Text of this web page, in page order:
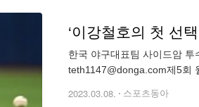
‘이강철호의 첫 선
한국 야구대표팀 사이드암
teth1147@donga.com제5회
2023.03.08. 스포츠동아